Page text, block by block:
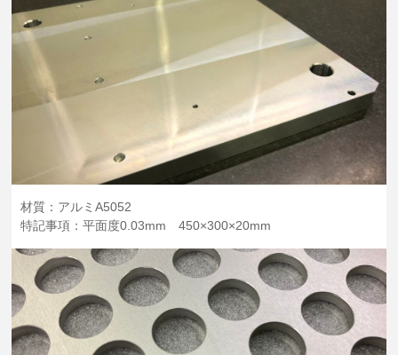
材質：アルミA5052
特記事項：平面度0.03mm 450×300×20mm